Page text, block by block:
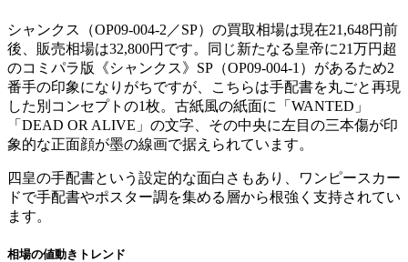
シャンクス（OP09-004-2／SP）の買取相場は現在21,648円前
後、販売相場は32,800円です。同じ新たなる皇帝に21万円超
のコミパラ版《シャンクス》SP（OP09-004-1）があるため2
番手の印象になりがちですが、こちらは手配書を丸ごと再現
した別コンセプトの1枚。古紙風の紙面に「WANTED」
「DEAD OR ALIVE」の文字、その中央に左目の三本傷が印
象的な正面顔が墨の線画で据えられています。
四皇の手配書という設定的な面白さもあり、ワンピースカー
ドで手配書やポスター調を集める層から根強く支持されてい
ます。
相場の値動きトレンド